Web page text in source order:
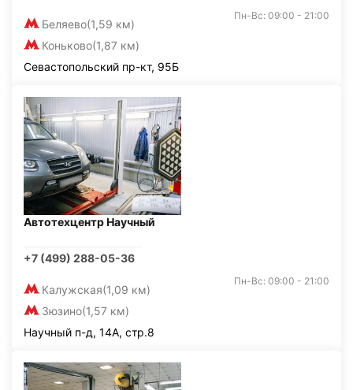
Беляево(1,59 км)
Коньково(1,87 км)
Пн-Вс: 09:00 - 21:00
Севастопольский пр-кт, 95Б
Автотехцентр Научный
+7 (499) 288-05-36
Калужская(1,09 км)
Зюзино(1,57 км)
Пн-Вс: 09:00 - 21:00
Научный п-д, 14А, стр.8